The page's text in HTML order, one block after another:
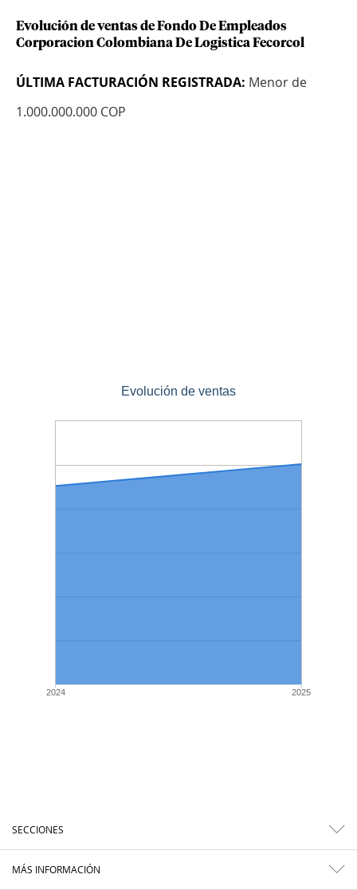
Evolución de ventas de Fondo De Empleados
Corporacion Colombiana De Logistica Fecorcol
ÚLTIMA FACTURACIÓN REGISTRADA: Menor de
1.000.000.000 COP
Evolución de ventas
2024 2025
SECCIONES
MÁS INFORMACIÓN